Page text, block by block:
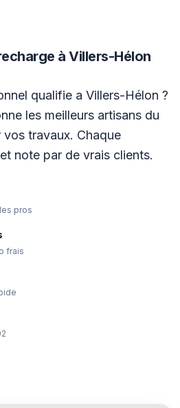
à Villers-Hélon
qualifie a Villers-Hélon ?
les meilleurs artisans du
travaux. Chaque
note par de vrais clients.
pros
frais